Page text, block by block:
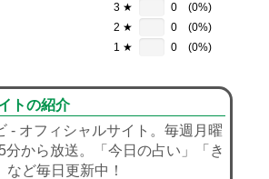
3 ★
0
(0%)
2 ★
0
(0%)
1 ★
0 (0%)
トの紹介
- オフィシャルサイト。毎週月曜
分から放送。「今日の占い」「き
など毎日更新中！